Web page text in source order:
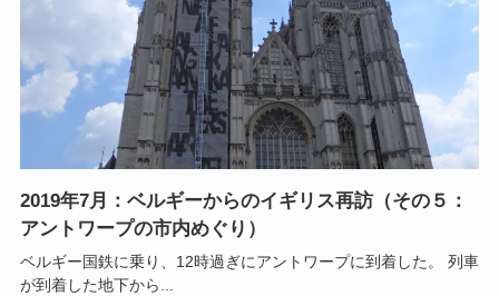
2019年7月：ベルギーからのイギリス再訪（その５：
アントワープの市内めぐり）
ベルギー国鉄に乗り、12時過ぎにアントワープに到着した。 列車
が到着した地下から...